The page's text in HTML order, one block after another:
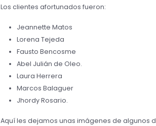
Los clientes afortunados fueron:
Jeannette Matos
Lorena Tejeda
Fausto Bencosme
Abel Julián de Oleo.
Laura Herrera
Marcos Balaguer
Jhordy Rosario.
Aquí les dejamos unas imágenes de algunos